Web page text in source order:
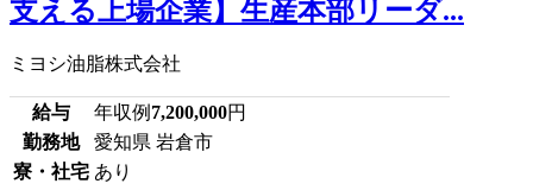
支える上場企業】生産本部リーダ...
ミヨシ油脂株式会社
給与 年収例 7,200,000円
勤務地
愛知県 岩倉市
寮・社宅 あり